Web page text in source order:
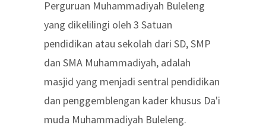
Perguruan Muhammadiyah Buleleng
yang dikelilingi oleh 3 Satuan
pendidikan atau sekolah dari SD, SMP
dan SMA Muhammadiyah, adalah
masjid yang menjadi sentral pendidikan
dan penggemblengan kader khusus Da'i
muda Muhammadiyah Buleleng.